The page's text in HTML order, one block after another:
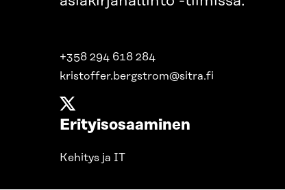
+358 294 618 284
kristoffer.bergstrom@sitra.fi
Erityisosaaminen
Kehitys ja IT